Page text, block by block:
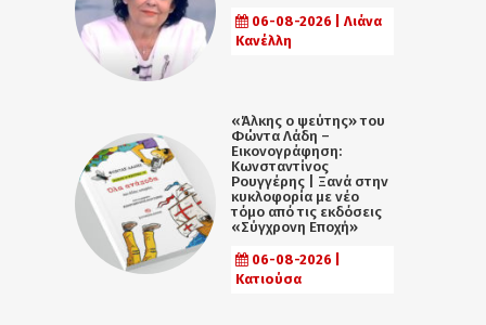
06-08-2026 | Λιάνα
Κανέλλη
«Άλκης ο ψεύτης» του
Φώντα Λάδη –
Εικονογράφηση:
Κωνσταντίνος
Ρουγγέρης | Ξανά στην
κυκλοφορία με νέο
τόμο από τις εκδόσεις
«Σύγχρονη Εποχή»
06-08-2026 |
Κατιούσα